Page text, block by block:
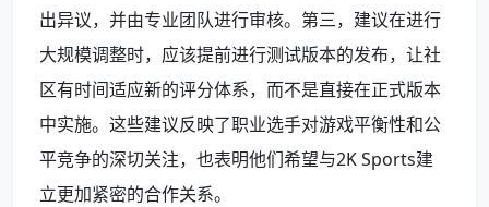
出异议，并由专业团队进行审核。第三，建议在进行
大规模调整时，应该提前进行测试版本的发布，让社
区有时间适应新的评分体系，而不是直接在正式版本
中实施。这些建议反映了职业选手对游戏平衡性和公
平竞争的深切关注，也表明他们希望与2K Sports建
立更加紧密的合作关系。